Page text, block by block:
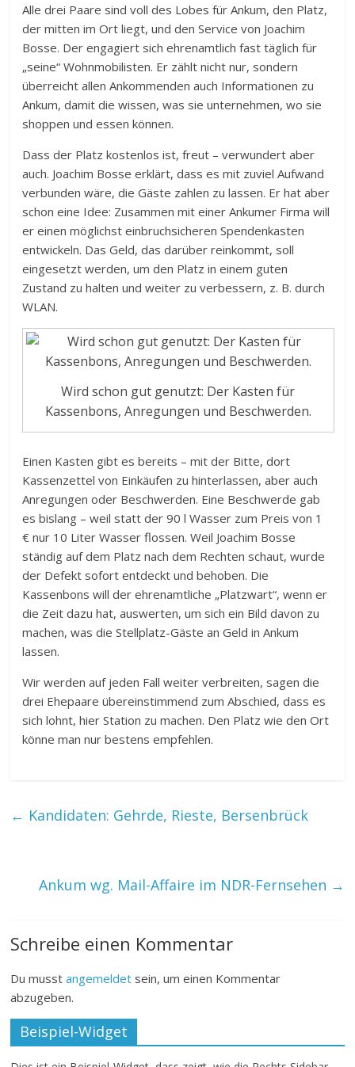
Alle drei Paare sind voll des Lobes für Ankum, den Platz,
der mitten im Ort liegt, und den Service von Joachim
Bosse. Der engagiert sich ehrenamtlich fast täglich für
„seine“ Wohnmobilisten. Er zählt nicht nur, sondern
überreicht allen Ankommenden auch Informationen zu
Ankum, damit die wissen, was sie unternehmen, wo sie
shoppen und essen können.
Dass der Platz kostenlos ist, freut – verwundert aber
auch. Joachim Bosse erklärt, dass es mit zuviel Aufwand
verbunden wäre, die Gäste zahlen zu lassen. Er hat aber
schon eine Idee: Zusammen mit einer Ankumer Firma will
er einen möglichst einbruchsicheren Spendenkasten
entwickeln. Das Geld, das darüber reinkommt, soll
eingesetzt werden, um den Platz in einem guten
Zustand zu halten und weiter zu verbessern, z. B. durch
WLAN.
Wird schon gut genutzt: Der Kasten für
Kassenbons, Anregungen und Beschwerden.
Einen Kasten gibt es bereits – mit der Bitte, dort
Kassenzettel von Einkäufen zu hinterlassen, aber auch
Anregungen oder Beschwerden. Eine Beschwerde gab
es bislang – weil statt der 90 l Wasser zum Preis von 1
€ nur 10 Liter Wasser flossen. Weil Joachim Bosse
ständig auf dem Platz nach dem Rechten schaut, wurde
der Defekt sofort entdeckt und behoben. Die
Kassenbons will der ehrenamtliche „Platzwart“, wenn er
die Zeit dazu hat, auswerten, um sich ein Bild davon zu
machen, was die Stellplatz-Gäste an Geld in Ankum
lassen.
Wir werden auf jeden Fall weiter verbreiten, sagen die
drei Ehepaare übereinstimmend zum Abschied, dass es
sich lohnt, hier Station zu machen. Den Platz wie den Ort
könne man nur bestens empfehlen.
← Kandidaten: Gehrde, Rieste, Bersenbrück
Ankum wg. Mail-Affaire im NDR-Fernsehen →
Schreibe einen Kommentar
Du musstangemeldet sein, um einen Kommentar
abzugeben.
Beispiel-Widget